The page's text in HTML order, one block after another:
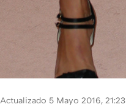
Actualizado 5 Mayo 2016, 21:23